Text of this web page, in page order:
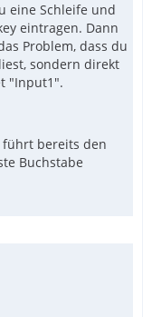
eine Schleife und
eintragen. Dann
Problem, dass du
sondern direkt
"Input1".
führt bereits den
Buchstabe